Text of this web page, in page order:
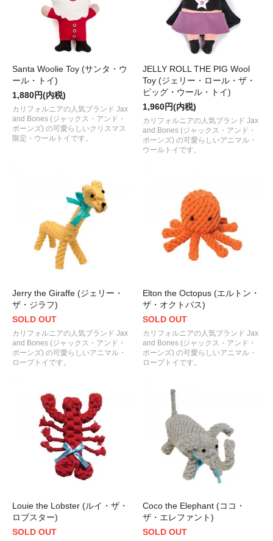
Santa Woolie Toy (サンタ・ウ
ール・トイ)
1,880円(内税)
カリフォルニアの人気ブランド Jax
and Bones (ジャックス・アンド・
ボーンズ) の可愛らしいクリスマス
限定・ウールトイです。
JELLY ROLL THE PIG Wool
Toy (ジェリー・ロール・ザ・
ピッグ・ウール・トイ)
1,960円(内税)
カリフォルニアの人気ブランド Jax
and Bones (ジャックス・アンド・
ボーンズ) の可愛らしいアニマル・
ウールトイです。
Jerry the Giraffe (ジェリー・
ザ・ジラフ)
SOLD OUT
カリフォルニアの人気ブランド Jax
and Bones (ジャックス・アンド・
ボーンズ) の可愛らしいアニマル・
ロープトイです。
Elton the Octopus (エルトン・
ザ・オクトパス)
SOLD OUT
カリフォルニアの人気ブランド Jax
and Bones (ジャックス・アンド・
ボーンズ) の可愛らしいアニマル・
ロープトイです。
Louie the Lobster (ルイ・ザ・
ロブスター)
SOLD OUT
Coco the Elephant (ココ・
ザ・エレファント)
SOLD OUT